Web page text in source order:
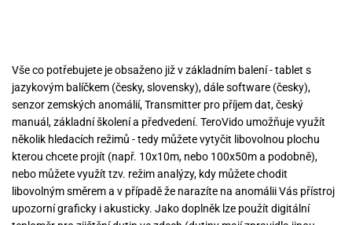
Vše co potřebujete je obsaženo již v základním balení - tablet s
jazykovým balíčkem (česky, slovensky), dále software (česky),
senzor zemských anomálií, Transmitter pro příjem dat, český
manuál, základní školení a předvedení. TeroVido umožňuje využít
několik hledacích režimů - tedy můžete vytyčit libovolnou plochu
kterou chcete projít (např. 10x10m, nebo 100x50m a podobně),
nebo můžete využít tzv. režim analýzy, kdy můžete chodit
libovolným směrem a v případě že narazíte na anomálii Vás přístroj
upozorní graficky i akusticky. Jako doplněk lze použít digitální